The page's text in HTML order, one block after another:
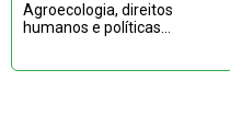
Agroecologia, direitos
humanos e políticas